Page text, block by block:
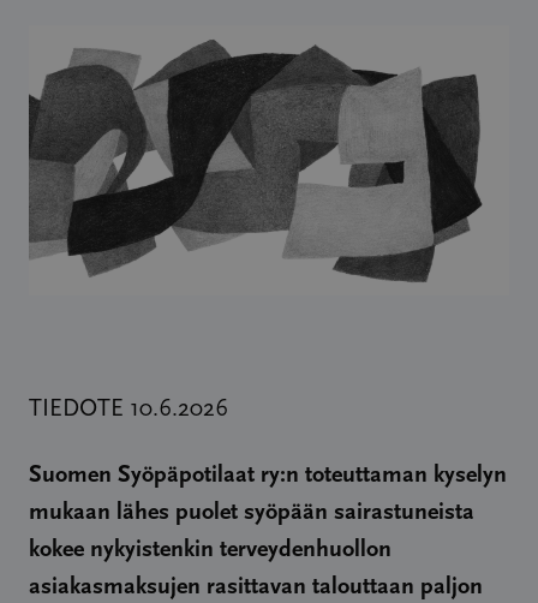
TIEDOTE 10.6.2026
Suomen Syöpäpotilaat ry:n toteuttaman kyselyn
mukaan lähes puolet syöpään sairastuneista
kokee nykyistenkin terveydenhuollon
asiakasmaksujen rasittavan talouttaan paljon